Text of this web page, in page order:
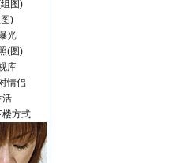
图)
)
光
(图)
库
情侣
活
楼方式